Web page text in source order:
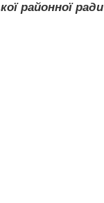
районної ради